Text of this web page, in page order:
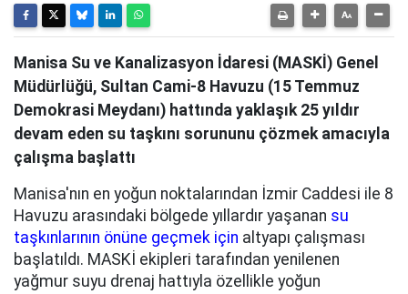
Manisa Su ve Kanalizasyon İdaresi (MASKİ) Genel
Müdürlüğü, Sultan Cami-8 Havuzu (15 Temmuz
Demokrasi Meydanı) hattında yaklaşık 25 yıldır
devam eden su taşkını sorununu çözmek amacıyla
çalışma başlattı
Manisa'nın en yoğun noktalarından İzmir Caddesi ile 8
Havuzu arasındaki bölgede yıllardır yaşanan su
taşkınlarının önüne geçmek için altyapı çalışması
başlatıldı. MASKİ ekipleri tarafından yenilenen
yağmur suyu drenaj hattıyla özellikle yoğun